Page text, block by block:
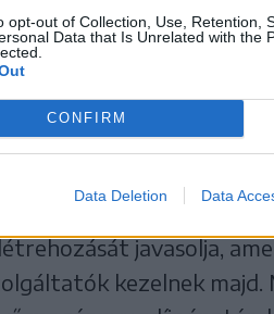
opt-out of Collection, Use, Retention,
Data that Is Unrelated with the
CONFIRM
Data Deletion Data
„kiszámíthatóságot
tagjai
hosszú távú
a kifejezetten erre
javasolja,
kezelnek majd.